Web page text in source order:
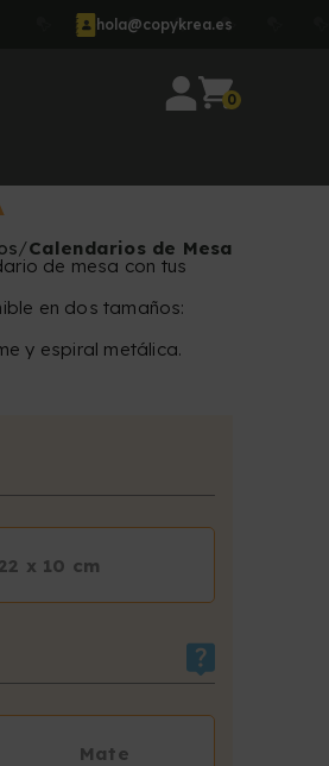
hola@copykrea.es
0
Calendarios de Mesa
de mesa con tus
en dos tamaños:
y espiral metálica.
22 x 10 cm
Mate